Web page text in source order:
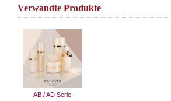
Verwandte Produkte
AB / AD Serie